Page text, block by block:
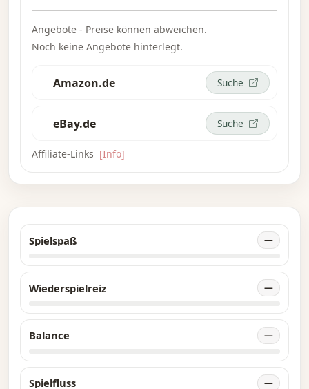
Angebote - Preise können abweichen.
Noch keine Angebote hinterlegt.
Amazon.de Suche
eBay.de Suche
Affiliate-Links [Info]
Spielspaß —
Wiederspielreiz —
Balance —
Spielfluss —